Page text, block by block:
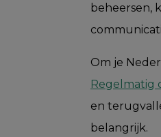
beheersen,
Om je
Regelmatig
en
belangrijk.